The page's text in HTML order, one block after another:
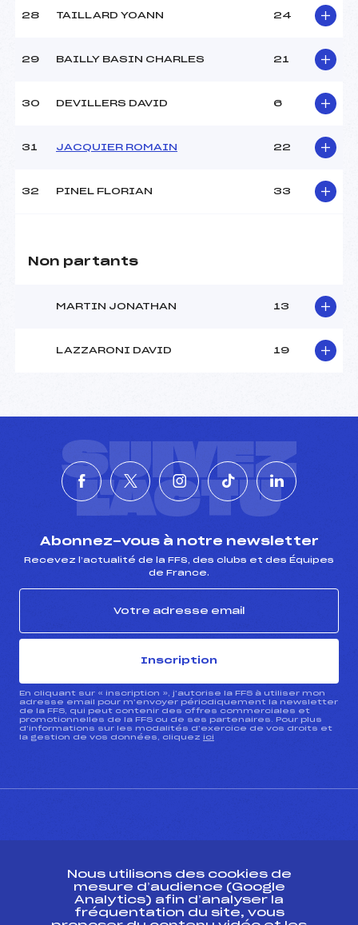
28 TAILLARD YOANN 24
29 BAILLY BASIN CHARLES 21
30 DEVILLERS DAVID 6
31 JACQUIER ROMAIN 22
32 PINEL FLORIAN 33
Non partants
MARTIN JONATHAN 13
LAZZARONI DAVID 19
SUIVEZ
L'ACTU
Abonnez-vous à notre newsletter
Recevez l’actualité de la FFS, des clubs et des Équipes
de France.
Inscription
En cliquant sur « inscription », j’autorise la FFS à utiliser mon
adresse email pour m’envoyer périodiquement la newsletter
de la FFS, qui peut contenir des offres commerciales et
promotionnelles de la FFS ou de ses partenaires. Pour plus
d’informations sur les modalités d’exercice de vos droits et
la gestion de vos données, cliquez ici
Ressources
Nous utilisons des cookies de
mesure d’audience (Google
Analytics) afin d’analyser la
fréquentation du site, vous